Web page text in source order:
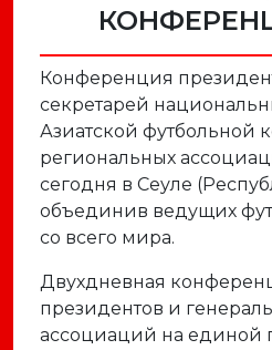
Конференция
секретарей
Азиатской футбольной
региональных
сегодня в Сеуле
объединив ведущих
со всего мира.
Двухдневная
президентов и
ассоциаций на единой